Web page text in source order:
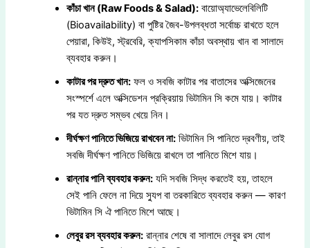
কাঁচা খান (Raw Foods & Salad): বায়োঅ্যাভেলেবিলিটি
(Bioavailability) বা পুষ্টির জৈব-উপলব্ধতা সর্বোচ্চ রাখতে হলে
পেয়ারা, কিউই, স্ট্রবেরি, ক্যাপসিকাম কাঁচা অবস্থায় খান বা সালাদে
ব্যবহার করুন।
কাটার পর দ্রুত খান: ফল ও সবজি কাটার পর বাতাসের অক্সিজেনের
সংস্পর্শে এলে অক্সিডেশন প্রক্রিয়ায় ভিটামিন সি কমে যায়। কাটার
পর যত দ্রুত সম্ভব খেয়ে নিন।
দীর্ঘক্ষণ পানিতে ভিজিয়ে রাখবেন না: ভিটামিন সি পানিতে দ্রবণীয়, তাই
সবজি দীর্ঘক্ষণ পানিতে ভিজিয়ে রাখলে তা পানিতে মিশে যায়।
রান্নার পানি ব্যবহার করুন: যদি সবজি সিদ্ধ করতেই হয়, তাহলে
সেই পানি ফেলে না দিয়ে স্যুপ বা তরকারিতে ব্যবহার করুন — কারণ
ভিটামিন সি ঐ পানিতে মিশে আছে।
লেবুর রস ব্যবহার করুন: রান্নার শেষে বা সালাদে লেবুর রস যোগ